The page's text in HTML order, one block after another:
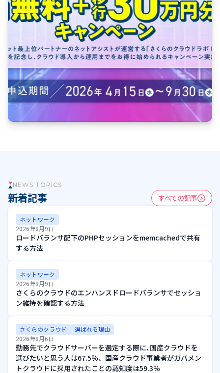
NEWS TOPICS
新着記事 すべての記事
ネットワーク
2026年8月9日
ロードバランサ配下のPHPセッションをmemcachedで共有
する方法
ネットワーク
2026年8月9日
さくらのクラウドのエンハンスドロードバランサでセッショ
ン維持を確認する方法
さくらのクラウド
選ばれる理由
2026年8月6日
勤務先でクラウドサーバーを選定する際に､国産クラウドを
選びたいと思う人は67.5％、国産クラウド事業者がガバメン
トクラウドに採用されたことの認知度は59.3％